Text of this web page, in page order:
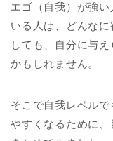
エゴ（自我）が強
いる人は、どんな
しても、自分に与
かもしれません。
そこで自我レベル
やすくなるために